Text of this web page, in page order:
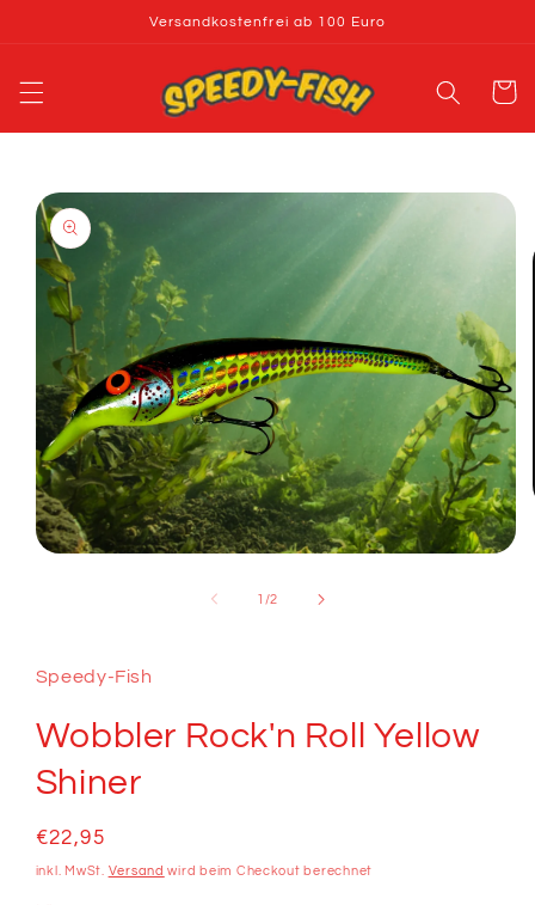
Versandkostenfrei ab 100 Euro
1 /von
2
Speedy-Fish
Wobbler Rock'n Roll Yellow
Shiner
Normaler
Preis
€22,95
inkl. MwSt. Versand wird beim Checkout berechnet